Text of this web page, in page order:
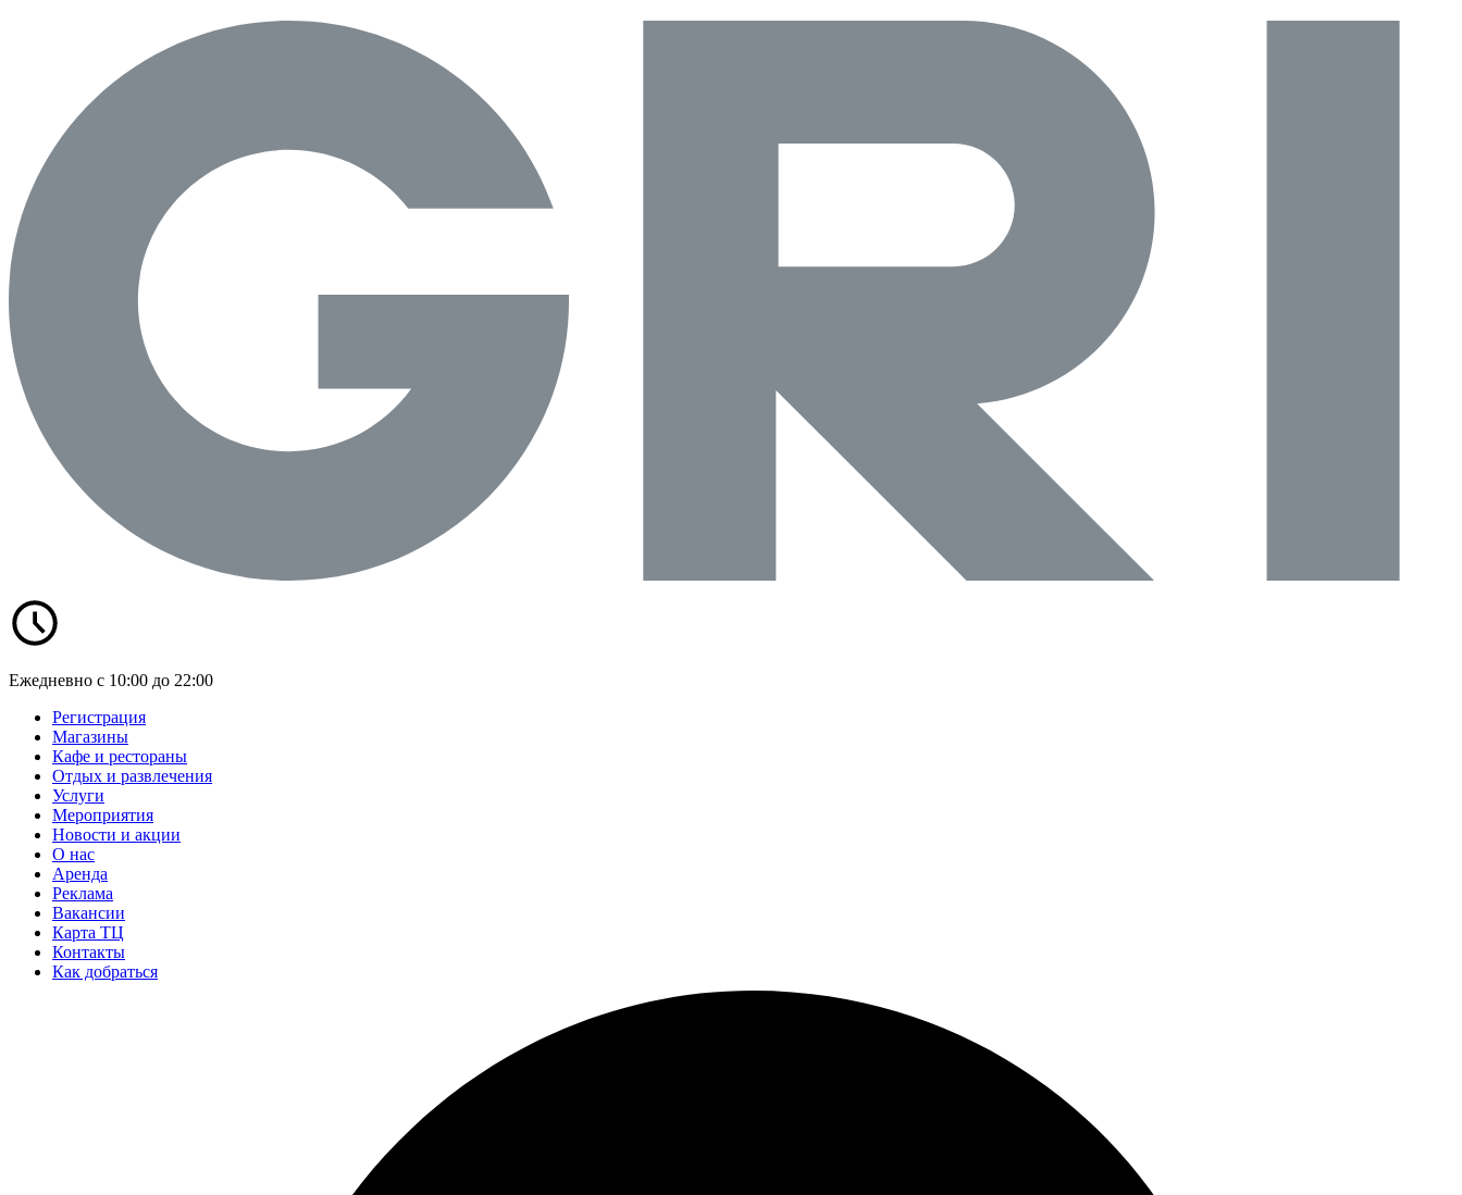
Ежедневно с 10:00 до 22:00
Регистрация
Магазины
Кафе и рестораны
Отдых и развлечения
Услуги
Мероприятия
Новости и акции
О нас
Аренда
Реклама
Вакансии
Карта ТЦ
Контакты
Как добраться